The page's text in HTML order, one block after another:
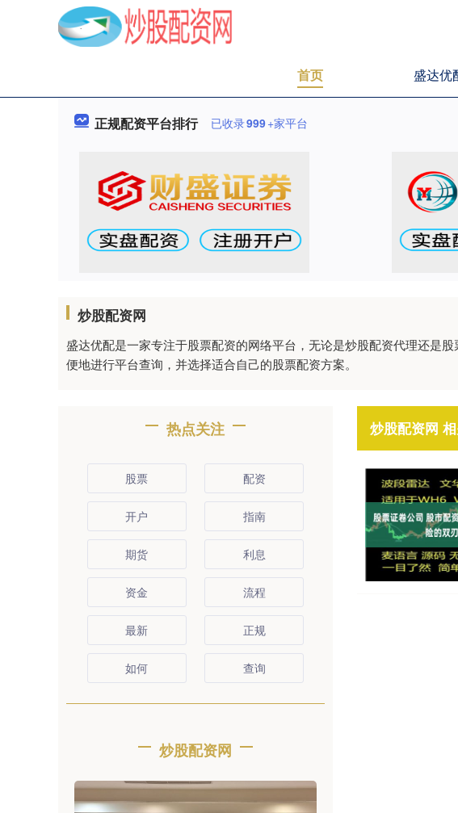
首页 盛达优
正规配资平台排行 已收录999+家平台
炒股配资网
盛达优配是一家专注于股票配资的网络平台，无论是炒股配资代理还是
便地进行平台查询，并选择适合自己的股票配资方案。
炒股配资网
热点关注
股票 配资
开户 指南
期货 利息
资金 流程
最新 正规
如何 查询
炒股配资网